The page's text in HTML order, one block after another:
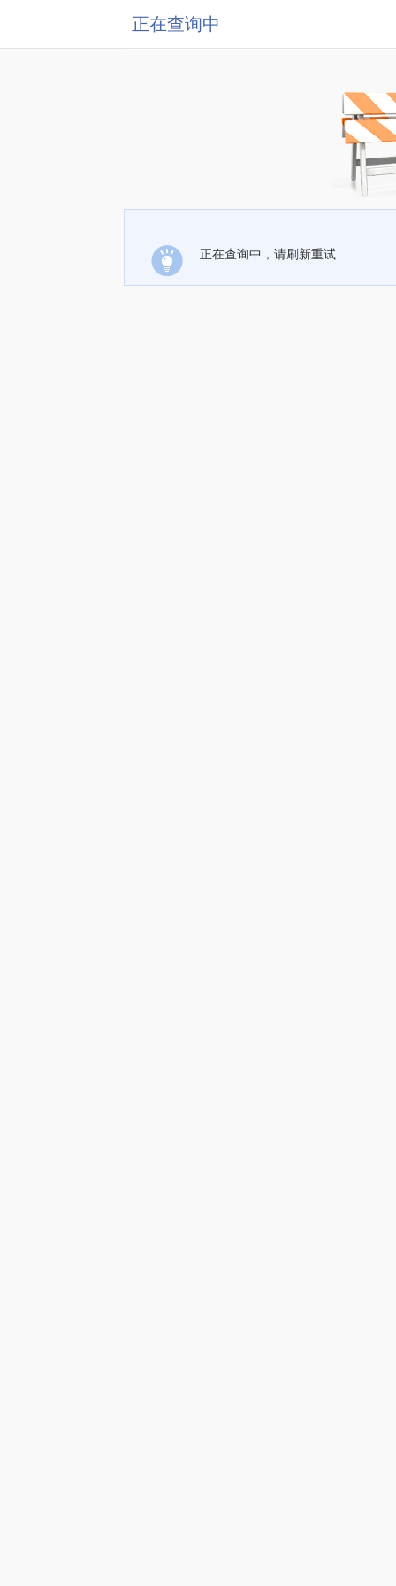
正在查询中
正在查询中，请刷新重试